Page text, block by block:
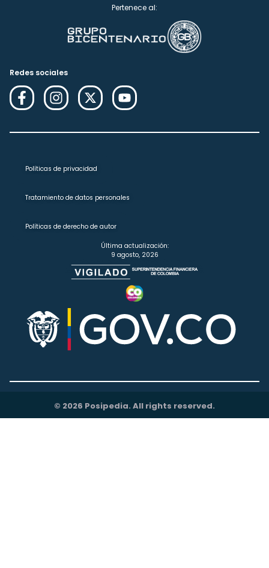
Pertenece al:
Redes sociales
Políticas de privacidad
Tratamiento de datos personales
Políticas de derecho de autor
Última actualización:
9 agosto, 2026
© 2026 Posipedia. All rights reserved.